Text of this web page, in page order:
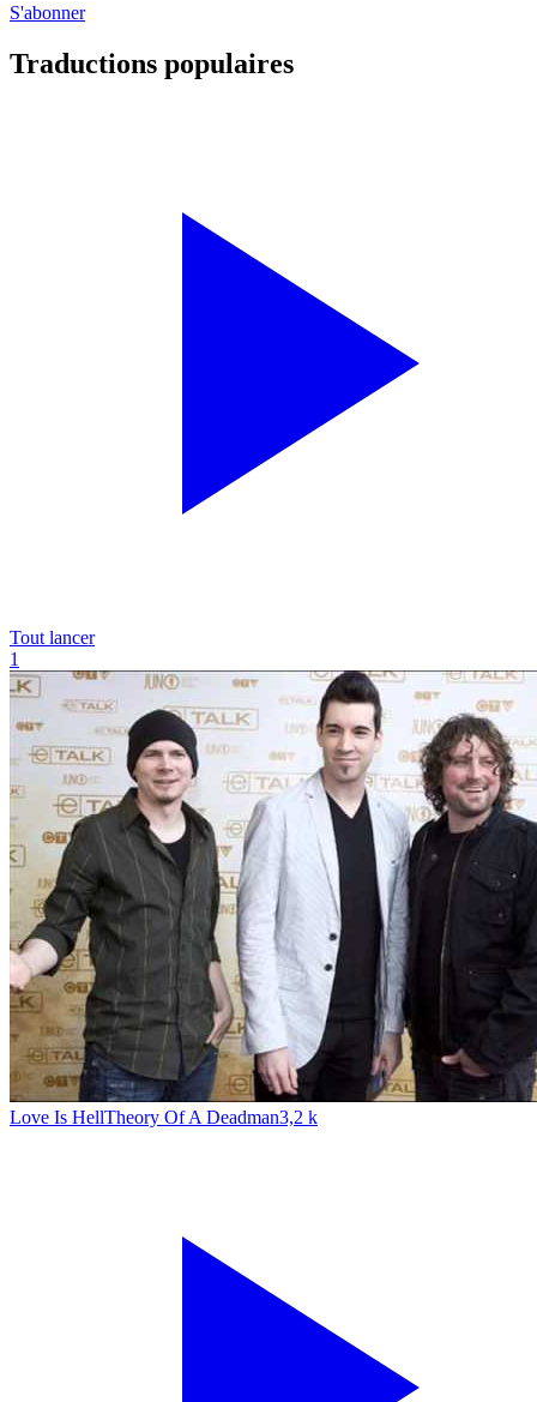
S'abonner
Traductions populaires
Tout lancer
1
Love Is HellTheory Of A Deadman3,2 k